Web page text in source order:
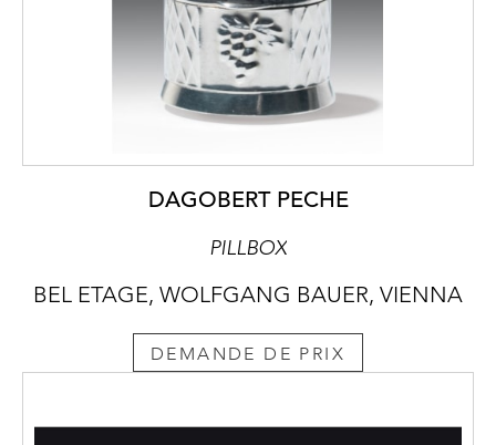
DAGOBERT PECHE
PILLBOX
BEL ETAGE, WOLFGANG BAUER, VIENNA
DEMANDE DE PRIX